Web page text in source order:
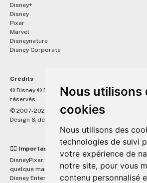
Nous utilisons
cookies
Nous utilisons des
technologies de suivi
votre expérience de
notre site, pour vous
contenu personnalisé
Disney+
Disney
Pixar
Marvel
Disneynature
Disney Corporate
Crédits
© Disney © Disney/Pixar © &
Lucasfilm LTD ©
réservés.
© 2007-2026 DisneyPixar.fr
Design & développement :
☝🏼 Important
DisneyPixar.fr est un site indépendant et n'est
quelque manière que ce soit avec The Walt
Disney Enterprises, Inc ou leurs dérivés ou